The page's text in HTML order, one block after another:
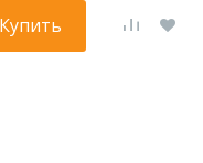
Купить